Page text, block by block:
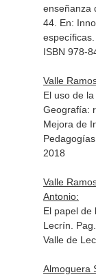
enseñanza
44. En:
específicas
ISBN 978-
Valle
El uso de
Geografía:
Mejora de
2018
Valle
Antonio:
El papel de
Lecrín.
Valle de
Almoguera